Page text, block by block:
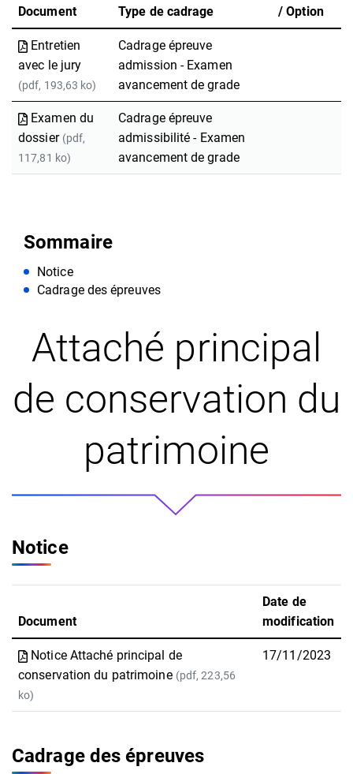
Document Type de cadrage
/ Option
Entretien
avec le jury
(pdf, 193,63 ko)
Cadrage épreuve
admission - Examen
avancement de grade
Examen du
dossier (pdf,
117,81 ko)
Cadrage épreuve
admissibilité - Examen
avancement de grade
Sommaire
Notice
Cadrage des épreuves
Attaché principal
de conservation du
patrimoine
Notice
Document
Date de
modification
Notice Attaché principal de
conservation du patrimoine (pdf, 223,56
ko)
17/11/2023
Cadrage des épreuves